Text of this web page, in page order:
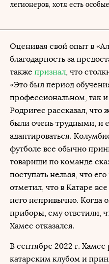
легионеров, хотя есть
Оценивая свой опыт в
благодарность за
также признал, что
«Это был период
профессиональном, так
Родригес рассказал, что
были очень трудными, и
адаптироваться.
футболе все обычно
товарищи по команде
поступать нельзя, что
отметил, что в Катаре
него непривычно. Когда
приборы, ему ответили,
Хамес отказался.
В сентябре 2022 г. Хамес
катарским клубом и